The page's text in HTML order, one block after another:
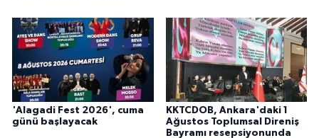
'Alagadi Fest 2026', cuma
günü başlayacak
KKTCDOB, Ankara'daki 1
Ağustos Toplumsal Direniş
Bayramı resepsiyonunda